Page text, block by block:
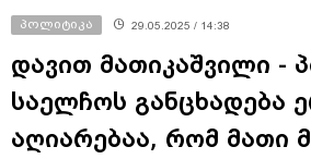
პოლიტიკა 29.05.2025 / 14:38
დავით მათიკაშვილი -
საელჩოს განცხადება
აღიარებაა, რომ მათი